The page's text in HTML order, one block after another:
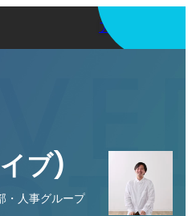
アプリを使う
ブ)
・人事グループ